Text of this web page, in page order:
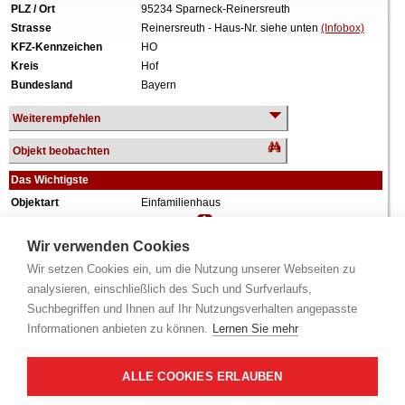
Wir verwenden Cookies
Wir setzen Cookies ein, um die Nutzung unserer Webseiten zu
analysieren, einschließlich des Such und Surfverlaufs,
Suchbegriffen und Ihnen auf Ihr Nutzungsverhalten angepasste
Informationen anbieten zu können. Lernen Sie mehr
ALLE COOKIES ERLAUBEN
PLZ / Ort
95234 Sparneck-Reinersreuth
Strasse
Reinersreuth - Haus-Nr. siehe unten (Infobox)
KFZ-Kennzeichen
HO
Kreis
Hof
Bundesland
Bayern
Weiterempfehlen
Objekt beobachten
Das Wichtigste
Objektart
Einfamilienhaus
Wiederholungstermin
Nein
vor 1900
Grundstück
Wohnfläche
99 m²
Weiteres
3 Geschosse, teilunterkellert, angebaut und
Alle Angaben ohne Gewähr.